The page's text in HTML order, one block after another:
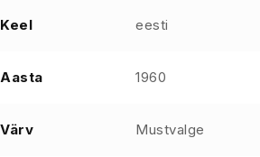
Keel eesti
Aasta 1960
Värv Mustvalge